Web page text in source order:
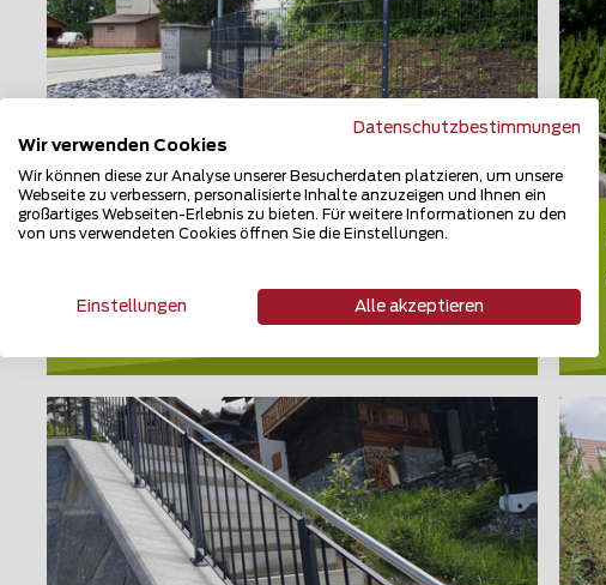
Doppelstabmattenzaun
Datenschutzbestimmungen
Wir verwenden Cookies
Wir können diese zur Analyse unserer Besucherdaten platzieren, um unsere
Webseite zu verbessern, personalisierte Inhalte anzuzeigen und Ihnen ein
großartiges Webseiten-Erlebnis zu bieten. Für weitere Informationen zu den
von uns verwendeten Cookies öffnen Sie die Einstellungen.
Einstellungen Alle akzeptieren